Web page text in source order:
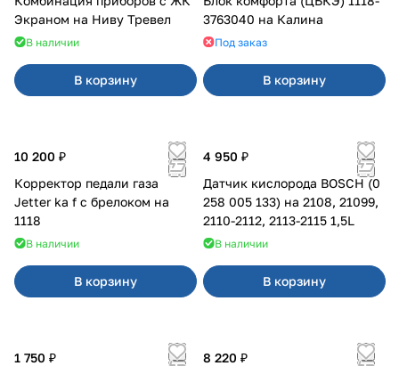
Экраном на Ниву Тревел
В наличии
В корзину
3763040 на Калина
Под заказ
В корзину
10 200 ₽
Корректор педали газа
Jetter ka f с брелоком на
1118
В наличии
В корзину
4 950 ₽
Датчик кислорода BOSCH (0
258 005 133) на 2108, 21099,
2110-2112, 2113-2115 1,5L
В наличии
В корзину
1 750 ₽
8 220 ₽